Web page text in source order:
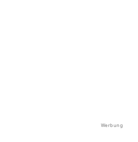
Werbung